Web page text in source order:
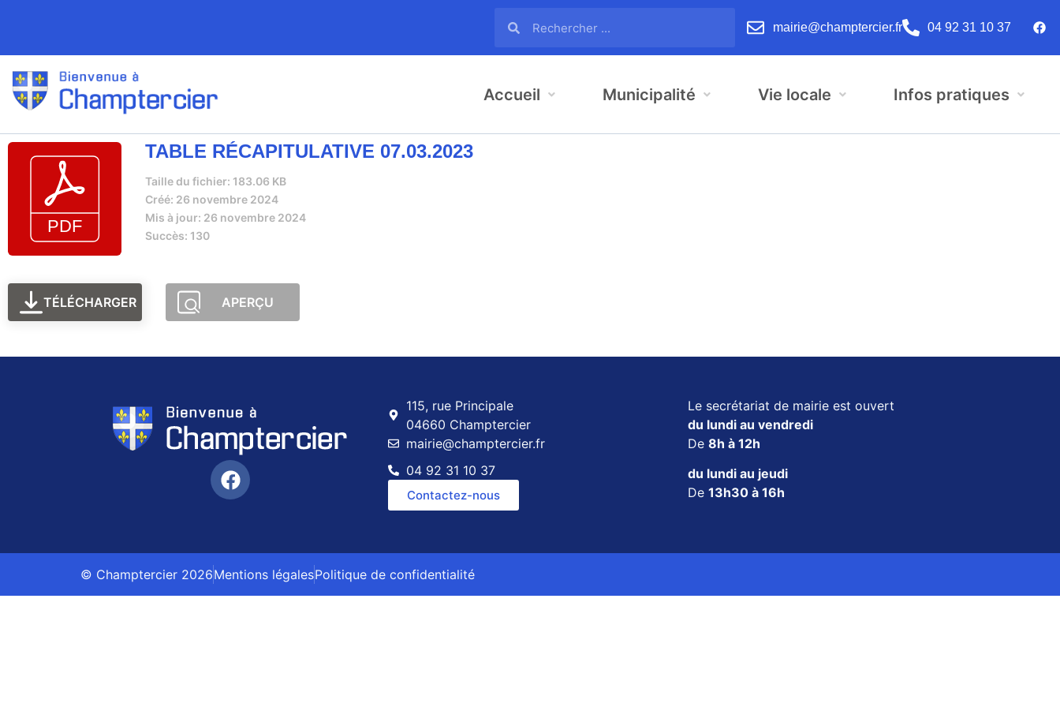
mairie@champtercier.fr 04 92 31 10 37
Accueil Municipalité Vie locale Infos pratiques
TABLE RÉCAPITULATIVE 07.03.2023
Taille du fichier: 183.06 KB
Créé: 26 novembre 2024
Mis à jour: 26 novembre 2024
Succès: 130
TÉLÉCHARGER APERÇU
115, rue Principale
04660 Champtercier
mairie@champtercier.fr
04 92 31 10 37
Contactez-nous
Le secrétariat de mairie est ouvert
du lundi au vendredi
De 8h à 12h
du lundi au jeudi
De 13h30 à 16h
© Champtercier 2026Mentions légalesPolitique de confidentialité